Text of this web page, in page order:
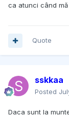
ca atunci când
Quote
sskkaa
Posted
Daca sunt la